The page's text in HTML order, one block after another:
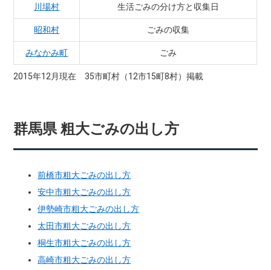
川場村 生活ごみの分け方と収集日
昭和村 ごみの収集
みなかみ町 ごみ
2015年12月現在 35市町村（12市15町8村）掲載
群馬県 粗大ごみの出し方
前橋市粗大ごみの出し方
安中市粗大ごみの出し方
伊勢崎市粗大ごみの出し方
太田市粗大ごみの出し方
桐生市粗大ごみの出し方
高崎市粗大ごみの出し方